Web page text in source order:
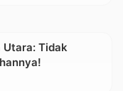
Utara: Tidak